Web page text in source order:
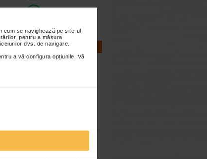
cum se navighează pe site-ul
pentru a măsura
dvs. de navigare.
a vă configura opțiunile. Vă
CALCULATOARE